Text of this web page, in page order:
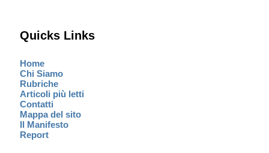
Quicks Links
Home
Chi Siamo
Rubriche
Articoli più letti
Contatti
Mappa del sito
Il Manifesto
Report